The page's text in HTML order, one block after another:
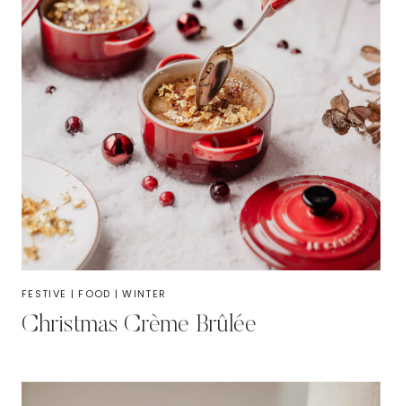
FESTIVE | FOOD |WINTER
Christmas Crème Brûlée